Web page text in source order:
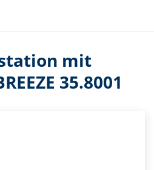
mit
35.8001